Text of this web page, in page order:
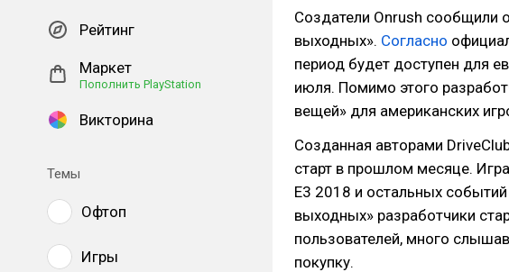
Рейтинг
Маркет
Пополнить PlayStation
Викторина
Темы
Офтоп
Игры
Создатели Onrush сообщили
выходных». Согласно
период будет доступен для
июля. Помимо этого
вещей» для американских
Созданная авторами
старт в прошлом месяце.
E3 2018 и остальных
выходных» разработчики
пользователей, много
покупку.